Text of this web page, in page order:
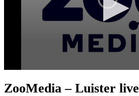
ZooMedia – Luister live